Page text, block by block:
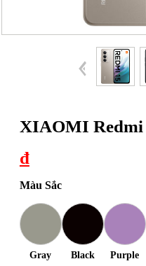
XIAOMI Redmi
đ
Màu Sắc
Gray Black Purple